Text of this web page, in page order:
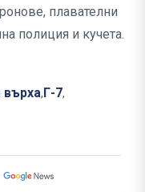
плавателни
полиция и кучета.
, Г-7,